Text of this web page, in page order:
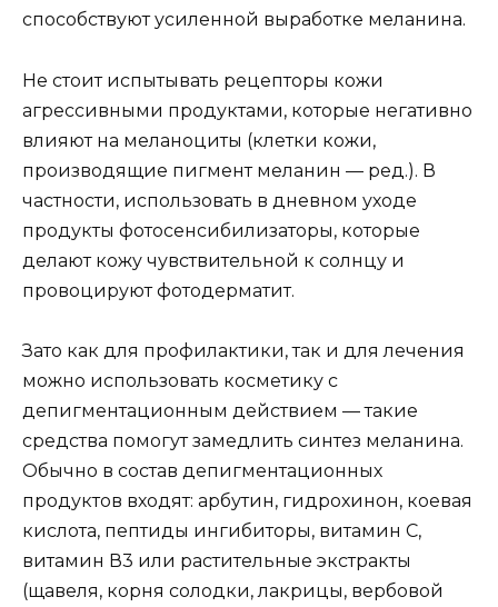
способствуют усиленной выработке меланина.
Не стоит испытывать рецепторы кожи
агрессивными продуктами, которые негативно
влияют на меланоциты (клетки кожи,
производящие пигмент меланин — ред.). В
частности, использовать в дневном уходе
продукты фотосенсибилизаторы, которые
делают кожу чувствительной к солнцу и
провоцируют фотодерматит.
Зато как для профилактики, так и для лечения
можно использовать косметику с
депигментационным действием — такие
средства помогут замедлить синтез меланина.
Обычно в состав депигментационных
продуктов входят: арбутин, гидрохинон, коевая
кислота, пептиды ингибиторы, витамин С,
витамин В3 или растительные экстракты
(щавеля, корня солодки, лакрицы, вербовой